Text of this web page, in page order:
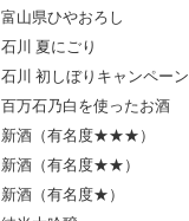
富山県ひやおろし
石川 夏にごり
石川 初しぼりキャンペーン
百万石乃白を使ったお酒
新酒（有名度★★★）
新酒（有名度★★）
新酒（有名度★）